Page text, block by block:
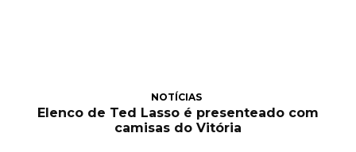
NOTÍCIAS
Elenco de Ted Lasso é presenteado com
camisas do Vitória